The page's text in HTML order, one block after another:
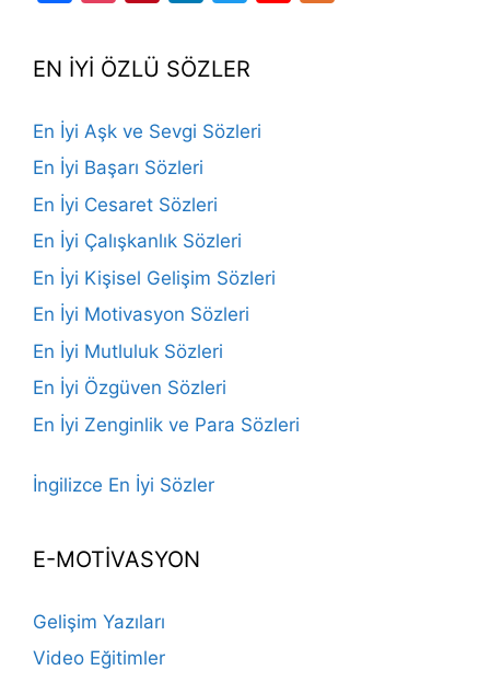
EN İYİ ÖZLÜ SÖZLER
En İyi Aşk ve Sevgi Sözleri
En İyi Başarı Sözleri
En İyi Cesaret Sözleri
En İyi Çalışkanlık Sözleri
En İyi Kişisel Gelişim Sözleri
En İyi Motivasyon Sözleri
En İyi Mutluluk Sözleri
En İyi Özgüven Sözleri
En İyi Zenginlik ve Para Sözleri
İngilizce En İyi Sözler
E-MOTİVASYON
Gelişim Yazıları
Video Eğitimler